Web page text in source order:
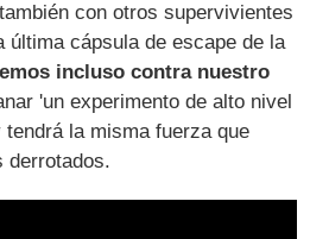
con otros supervivientes
última cápsula de escape de la
incluso contra nuestro
'un experimento de alto nivel
la misma fuerza que
derrotados.